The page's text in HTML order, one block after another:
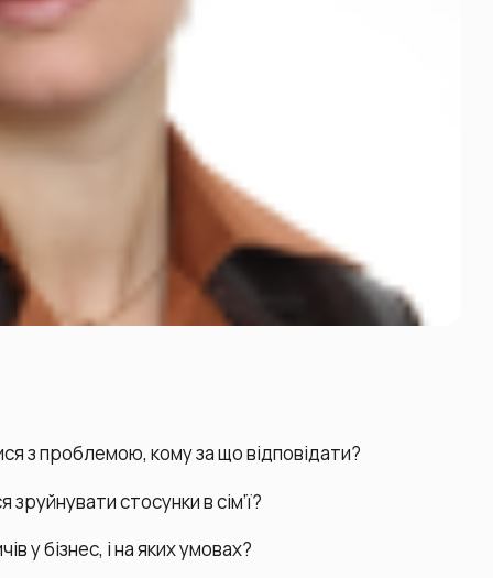
з проблемою, кому за що відповідати?
стосунки в сім’ї?
у бізнес, і на яких умовах?